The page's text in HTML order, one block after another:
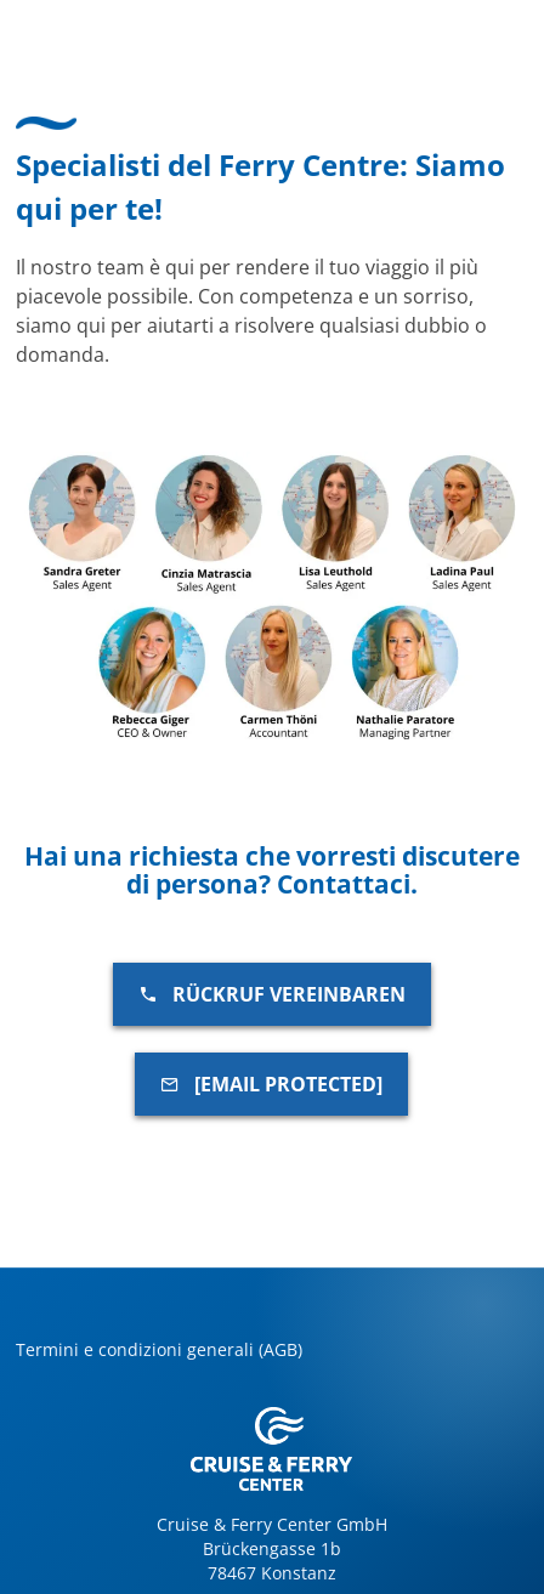
Specialisti del Ferry Centre: Siamo
qui per te!
Il nostro team è qui per rendere il tuo viaggio il più
piacevole possibile. Con competenza e un sorriso,
siamo qui per aiutarti a risolvere qualsiasi dubbio o
domanda.
Hai una richiesta che vorresti discutere
di persona? Contattaci.
RÜCKRUF VEREINBAREN
[EMAIL PROTECTED]
Termini e condizioni generali (AGB)
Cruise & Ferry Center GmbH
Brückengasse 1b
78467 Konstanz